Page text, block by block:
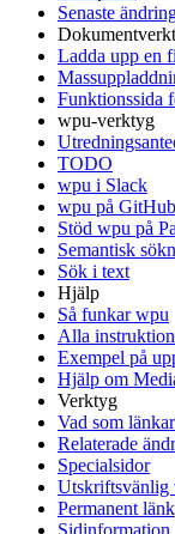
Senaste
Ladda upp en
Funktionssida
wpu-verktyg
TODO
wpu i Slack
wpu på GitHub
Stöd wpu på
Semantisk
Sök i text
Hjälp
Så funkar wpu
Alla
Exempel på
Hjälp om
Verktyg
Vad som
Relaterade
Specialsidor
Utskriftsvänlig
Permanent länk
Sidinformation